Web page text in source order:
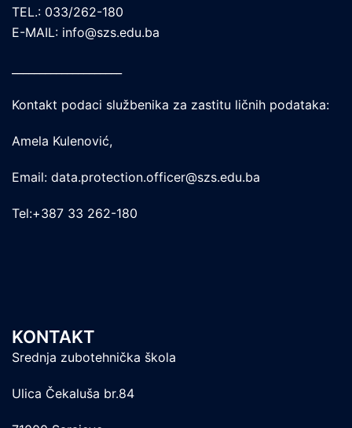
TEL.: 033/262-180
E-MAIL: info@szs.edu.ba
Kontakt podaci službenika za zastitu ličnih podataka:
Amela Kulenović,
Email: data.protection.officer@szs.edu.ba
Tel:+387 33 262-180
KONTAKT
Srednja zubotehnička škola
Ulica Čekaluša br.84